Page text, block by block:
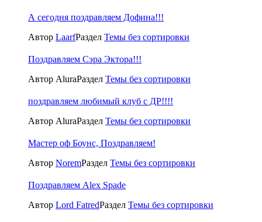
А сегодня поздравляем Дофина!!!
Автор LaarfРаздел Темы без сортировки
Поздравляем Сэра Эктора!!!
Автор AluraРаздел Темы без сортировки
поздравляем любимый клуб с ДР!!!!
Автор AluraРаздел Темы без сортировки
Мастер оф Боунс, Поздравляем!
Автор NoremРаздел Темы без сортировки
Поздравляем Alex Spade
Автор Lord FatredРаздел Темы без сортировки